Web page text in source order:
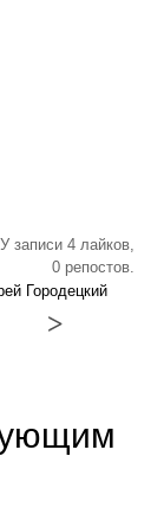
У записи 4 лайков,
0 репостов.
Городецкий
>